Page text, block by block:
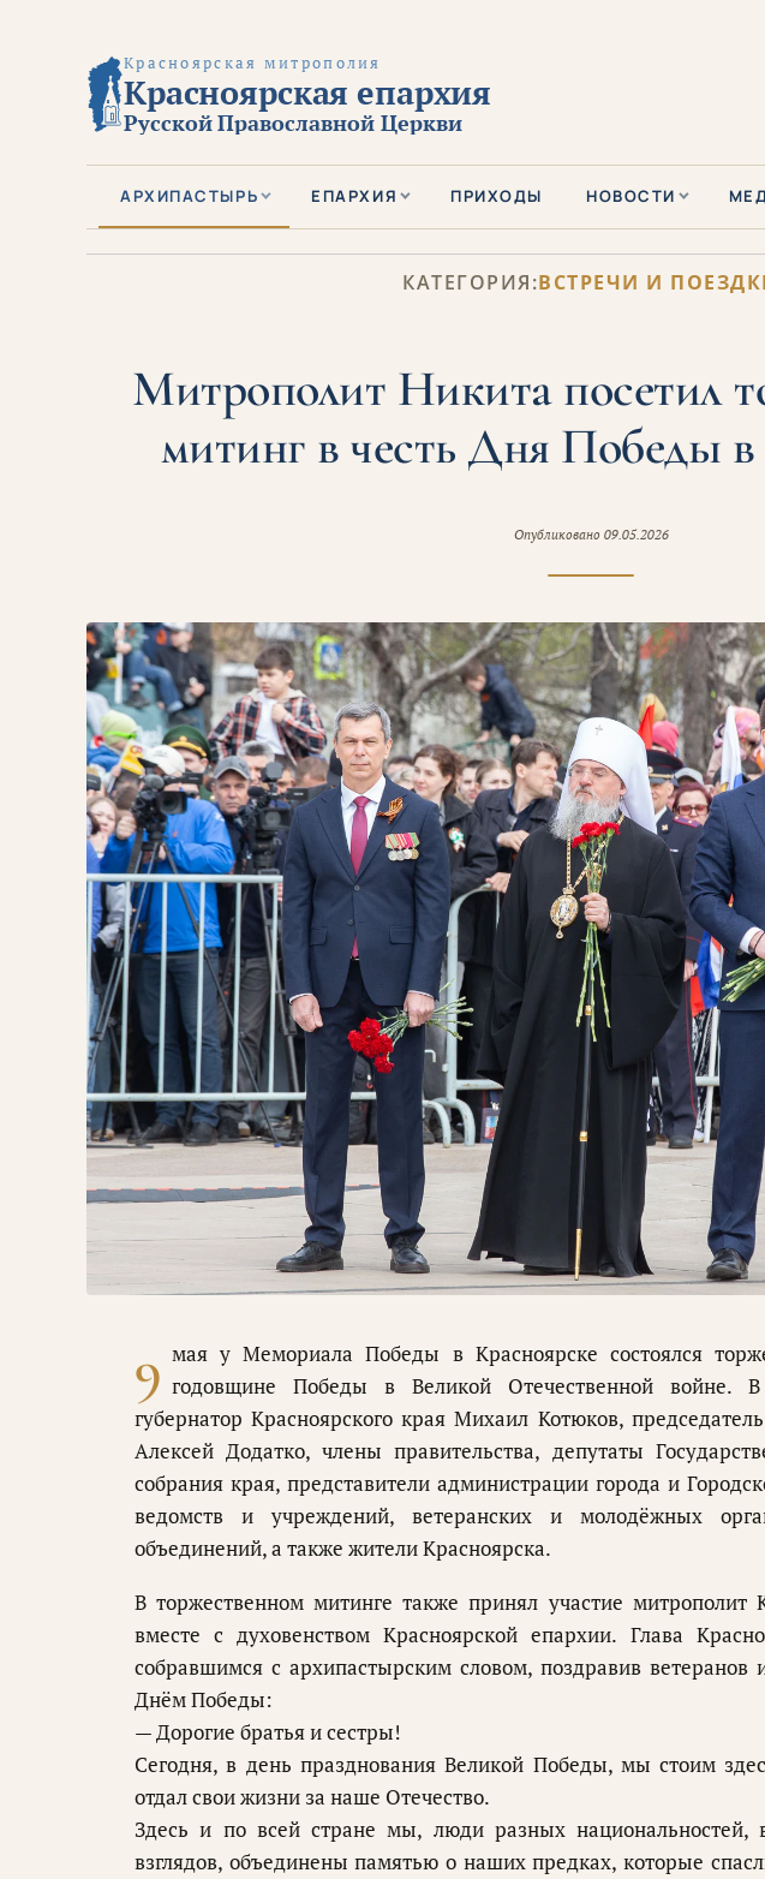
Красноярская митрополия
Красноярская епархия
Русской Православной Церкви
АРХИПАСТЫРЬ ЕПАРХИЯ ПРИХОДЫ НОВОСТИ
КАТЕГОРИЯ:ВСТРЕЧИ И
Митрополит Никита посетил
митинг в честь Дня Победы в
Опубликовано 09.05.2026
9 мая у Мемориала Победы в Красноярске состоялся
годовщине Победы в Великой Отечественной войне.
губернатор Красноярского края Михаил Котюков,
Алексей Додатко, члены правительства, депутаты
собрания края, представители администрации города и
ведомств и учреждений, ветеранских и молодёжных
объединений, а также жители Красноярска.
В торжественном митинге также принял участие митрополит
вместе с духовенством Красноярской епархии. Глава
собравшимся с архипастырским словом, поздравив ветеранов
Днём Победы:
— Дорогие братья и сестры!
Сегодня, в день празднования Великой Победы, мы стоим
отдал свои жизни за наше Отечество.
Здесь и по всей стране мы, люди разных национальностей,
взглядов, объединены памятью о наших предках, которые